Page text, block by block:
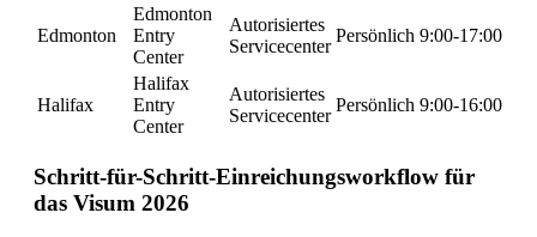
Edmonton
Edmonton
Entry
Center
Autorisiertes
Servicecenter
Persönlich 9:00-17:00
Halifax
Halifax
Entry
Center
Autorisiertes
Servicecenter
Persönlich 9:00-16:00
Schritt-für-Schritt-Einreichungsworkflow für
das Visum 2026